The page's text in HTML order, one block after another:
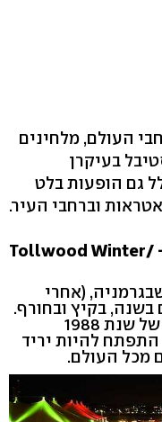
העולם, מלחינים
בעיקרן
ה- 20 והוא כולל גם הופעות בלט
וברחבי העיר.
גרמניה: פסטיבל טולווד במינכן - Tollwood Winter/
(אחרי
בקיץ ובחורף.
הפסטיבל הראשון התקיים בקיץ של שנת 1988
להיות יריד
מכל העולם.